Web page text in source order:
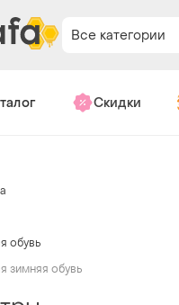
Все категории
Скидки
обувь
зимняя обувь